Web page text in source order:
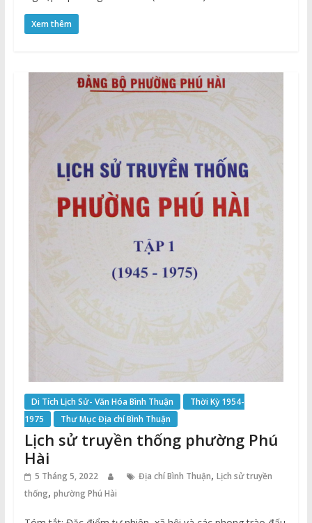
Xem thêm
Di Tích Lịch Sử- Văn Hóa Bình Thuận
Thời Kỳ 1954-
1975
Thư Mục Địa chí Bình Thuận
Lịch sử truyền thống phường Phú
Hài
5 Tháng 5, 2022 Địa chí Bình Thuận, Lịch sử truyền
thống, phường Phú Hài